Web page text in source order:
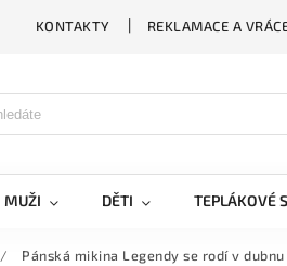
KONTAKTY REKLAMACE A
MUŽI DĚTI TEPLÁKOVÉ
/ Pánská mikina Legendy se rodí v dubnu